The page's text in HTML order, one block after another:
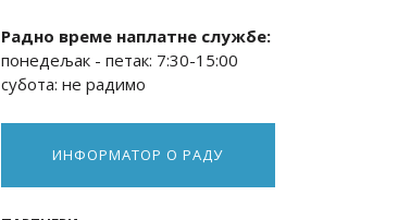
Радно време наплатне службе:
понедељак - петак: 7:30-15:00
субота: не радимо
ИНФОРМАТОР О РАДУ